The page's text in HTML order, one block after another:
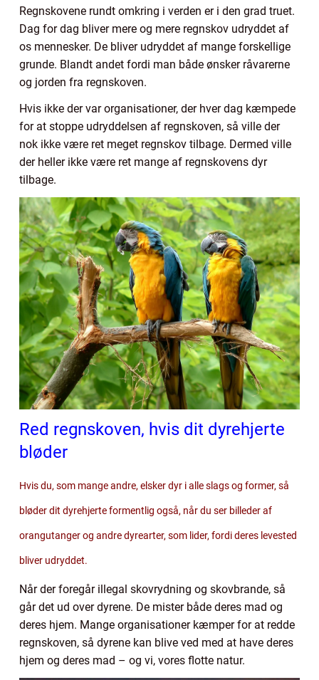
Regnskovene rundt omkring i verden er i den grad truet.
Dag for dag bliver mere og mere regnskov udryddet af
os mennesker. De bliver udryddet af mange forskellige
grunde. Blandt andet fordi man både ønsker råvarerne
og jorden fra regnskoven.
Hvis ikke der var organisationer, der hver dag kæmpede
for at stoppe udryddelsen af regnskoven, så ville der
nok ikke være ret meget regnskov tilbage. Dermed ville
der heller ikke være ret mange af regnskovens dyr
tilbage.
Red regnskoven, hvis dit dyrehjerte
bløder
Hvis du, som mange andre, elsker dyr i alle slags og former, så
bløder dit dyrehjerte formentlig også, når du ser billeder af
orangutanger og andre dyrearter, som lider, fordi deres levested
bliver udryddet.
Når der foregår illegal skovrydning og skovbrande, så
går det ud over dyrene. De mister både deres mad og
deres hjem. Mange organisationer kæmper for at redde
regnskoven, så dyrene kan blive ved med at have deres
hjem og deres mad – og vi, vores flotte natur.